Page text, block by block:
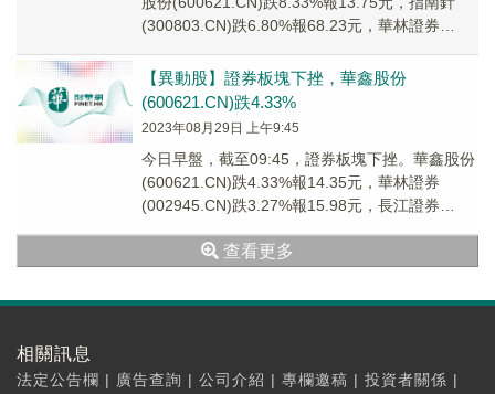
(300803.CN)跌6.80%報68.23元，華林證券
【異動股】證券板塊下挫，華鑫股份
(600621.CN)跌4.33%
2023年08月29日 上午9:45
今日早盤，截至09:45，證券板塊下挫。華鑫股份
(600621.CN)跌4.33%報14.35元，華林證券
(002945.CN)跌3.27%報15.98元，長江證券
查看更多
相關訊息
法定公告欄 | 廣告查詢 | 公司介紹 | 專欄邀稿 | 投資者關係 |